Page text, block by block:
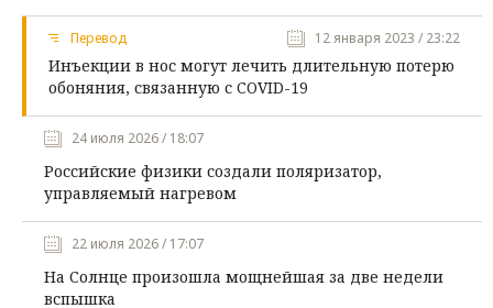
Перевод 12 января 2023 / 23:22
Инъекции в нос могут лечить длительную потерю
обоняния, связанную с COVID-19
24 июля 2026 / 18:07
Российские физики создали поляризатор,
управляемый нагревом
22 июля 2026 / 17:07
На Солнце произошла мощнейшая за две недели
вспышка